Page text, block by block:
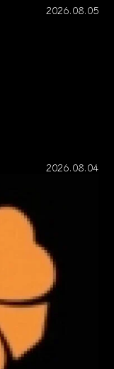
2026.08.05
2026.08.04